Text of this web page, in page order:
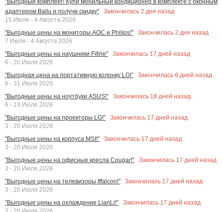
адаптером Ballu и получи скидку"
Закончилась 2 дня назад
15 Июля - 4 Августа 2026
"Выгодные цены на мониторы AOC и Philips!"
Закончилась 2 дня назад
7 Июля - 4 Августа 2026
"Выгодные цены на наушники Fifine"
Закончилась 17 дней назад
6 - 20 Июля 2026
"Выгодная цена на портативную колонку LG!"
Закончилась 6 дней назад
6 - 31 Июля 2026
"Выгодные цены на ноутбуки ASUS!"
Закончилась 18 дней назад
6 - 19 Июля 2026
"Выгодные цены на проекторы LG!"
Закончилась 17 дней назад
3 - 20 Июля 2026
"Выгодные цены на корпуса MSI!"
Закончилась 17 дней назад
3 - 20 Июля 2026
"Выгодные цены на офисные кресла Cougar!"
Закончилась 17 дней назад
3 - 20 Июля 2026
"Выгодные цены на телевизоры Iffalcon!"
Закончилась 17 дней назад
3 - 20 Июля 2026
"Выгодные цены на охлаждение LianLi!"
Закончилась 17 дней назад